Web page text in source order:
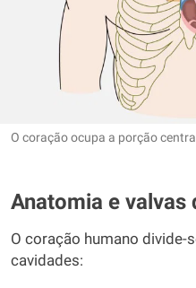
O coração ocupa a porção
Anatomia e valvas
O coração humano divide-
cavidades: